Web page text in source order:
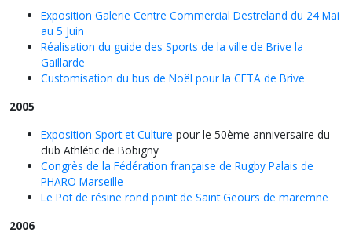
Exposition Galerie Centre Commercial Destreland du 24 Mai
au 5 Juin
Réalisation du guide des Sports de la ville de Brive la
Gaillarde
Customisation du bus de Noël pour la CFTA de Brive
2005
Exposition Sport et Culture pour le 50ème anniversaire du
club Athlétic de Bobigny
Congrès de la Fédération française de Rugby Palais de
PHARO Marseille
Le Pot de résine rond point de Saint Geours de maremne
2006